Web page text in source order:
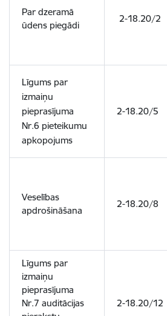
Par dzeramā
ūdens piegādi
2-18.20/2
Līgums par
izmaiņu
pieprasījuma
Nr.6 pieteikumu
apkopojums
2-18.20/5
Veselības
apdrošināšana
2-18.20/8
Līgums par
izmaiņu
pieprasījuma
Nr.7 auditācijas
2-18.20/12